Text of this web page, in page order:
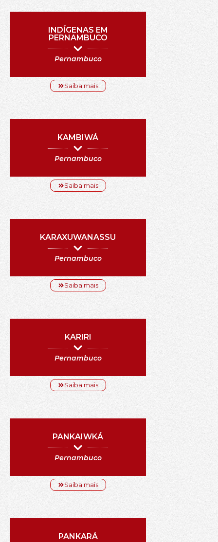
INDÍGENAS EM
PERNAMBUCO
Pernambuco
Saiba mais
KAMBIWÁ
Pernambuco
Saiba mais
KARAXUWANASSU
Pernambuco
Saiba mais
KARIRI
Pernambuco
Saiba mais
PANKAIWKÁ
Pernambuco
Saiba mais
PANKARÁ